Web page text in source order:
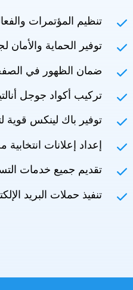
تنظيم المؤتمرات
توفير الحماية والأمان
ضمان الظهور في
تركيب أكواد جوجل
توفير باك لينكس قوية
إعداد إعلانات
تقديم جميع خدمات
تنفيذ حملات البريد